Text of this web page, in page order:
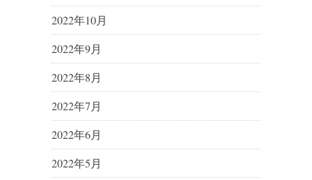
2022年10月
2022年9月
2022年8月
2022年7月
2022年6月
2022年5月